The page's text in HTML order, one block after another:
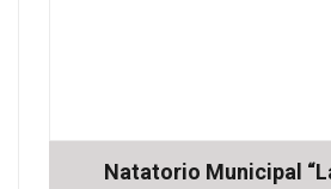
Natatorio Municipal